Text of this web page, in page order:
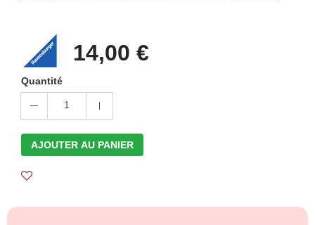
14,00 €
Quantité
1
AJOUTER AU PANIER